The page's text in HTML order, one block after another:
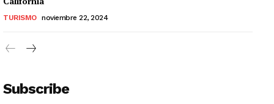
TURISMO noviembre 22, 2024
Subscribe